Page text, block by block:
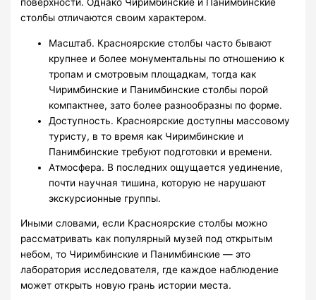
столбы отличаются своим характером.
Масштаб. Красноярские столбы часто бывают
крупнее и более монументальны по отношению к
тропам и смотровым площадкам, тогда как
Чиримбинские и Панимбинские столбы порой
компактнее, зато более разнообразны по форме.
Доступность. Красноярские доступны массовому
туристу, в то время как Чиримбинские и
Панимбинские требуют подготовки и времени.
Атмосфера. В последних ощущается уединение,
почти научная тишина, которую не нарушают
экскурсионные группы.
Иными словами, если Красноярские столбы можно
рассматривать как популярный музей под открытым
небом, то Чиримбинские и Панимбинские — это
лаборатория исследователя, где каждое наблюдение
может открыть новую грань истории места.